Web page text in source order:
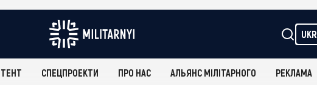
UKR
СПЕЦПРОЕКТИ ПРО НАС АЛЬЯНС МІЛІТАРНОГО РЕКЛАМА